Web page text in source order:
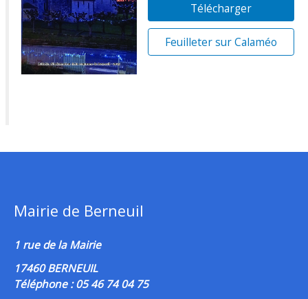
Télécharger
Feuilleter sur Calaméo
Mairie de Berneuil
1 rue de la Mairie
17460 BERNEUIL
Téléphone : 05 46 74 04 75